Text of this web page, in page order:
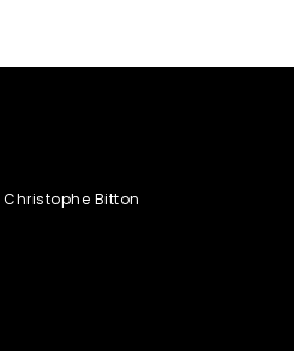
Christophe Bitton